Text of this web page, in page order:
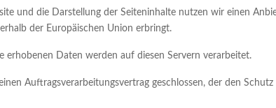
und die Darstellung der Seiteninhalte nutzen wir einen
der Europäischen Union erbringt.
erhobenen Daten werden auf diesen Servern verarbeitet.
Auftragsverarbeitungsvertrag geschlossen, der den